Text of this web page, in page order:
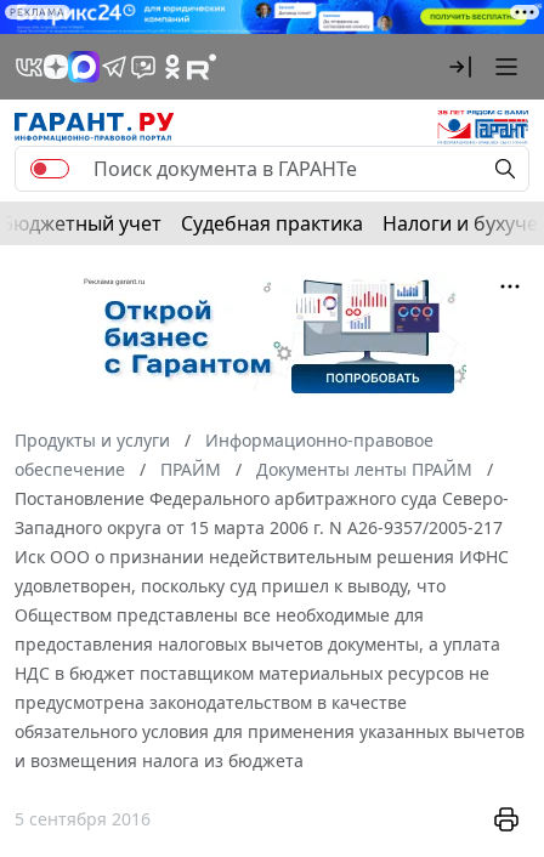
РЕКЛАМА
Бюджетный учет Судебная практика Налоги и
Продукты и услуги
Информационно-правовое
обеспечение
ПРАЙМ
Документы ленты ПРАЙМ
Постановление Федерального арбитражного суда Северо-
Западного округа от 15 марта 2006 г. N А26-9357/2005-217
Иск ООО о признании недействительным решения ИФНС
удовлетворен, поскольку суд пришел к выводу, что
Обществом представлены все необходимые для
предоставления налоговых вычетов документы, а уплата
НДС в бюджет поставщиком материальных ресурсов не
предусмотрена законодательством в качестве
обязательного условия для применения указанных вычетов
и возмещения налога из бюджета
5 сентября 2016